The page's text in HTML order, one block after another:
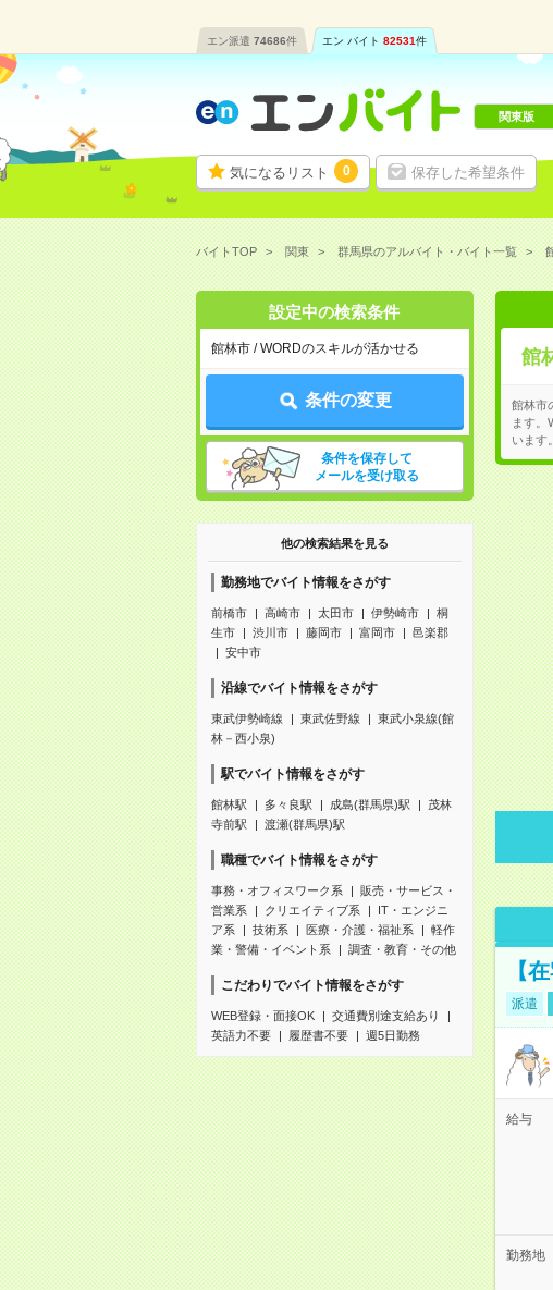
エン派遣 74686件 エン バイト 82531件
気になるリスト 0 保存した希望条件
関東版
バイトTOP 関東 群馬県のアルバイト・バイト一覧
設定中の検索条件
館林市 / WORDのスキルが活かせる
条件の変更
条件を保存して
メールを受け取る
他の検索結果を見る
勤務地でバイト情報をさがす
前橋市 高崎市 太田市 伊勢崎市
桐
生市
渋川市 藤岡市 富岡市
邑楽郡
安中市
沿線でバイト情報をさがす
東武伊勢崎線 東武佐野線
東武小泉線(館
林－西小泉)
駅でバイト情報をさがす
館林駅 多々良駅 成島(群馬県)駅
茂林
寺前駅
渡瀬(群馬県)駅
職種でバイト情報をさがす
事務・オフィスワーク系
販売・サービス・
営業系
クリエイティブ系
IT・エンジニ
ア系
技術系 医療・介護・福祉系
軽作
業・警備・イベント系
調査・教育・その他
こだわりでバイト情報をさがす
WEB登録・面接OK
交通費別途支給あり
英語力不要
履歴書不要 週5日勤務
館
館林市
ます。
います。
【
派遣
給与
勤務地